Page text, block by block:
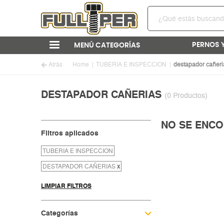
MENÚ CATEGORÍAS PERNOS
Atrás Home TUBERIA E INSPECCION destapador
DESTAPADOR CAÑERIAS (0 Productos)
Filtros aplicados
TUBERIA E INSPECCION
DESTAPADOR CAÑERIASx
LIMPIAR FILTROS
Categorías
NO SE